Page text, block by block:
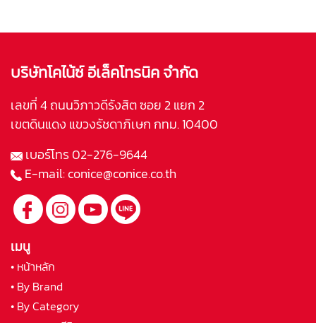
บริษัทโคไน้ซ์ อีเล็คโทรนิค จำกัด
เลขที่ 4 ถนนวิภาวดีรังสิต ซอย 2 แยก 2
เขตดินแดง แขวงรัชดาภิเษก กทม. 10400
เบอร์โทร02-276-9644
E-mail:conice@conice.co.th
เมนู
• หน้าหลัก
• By Brand
• By Category